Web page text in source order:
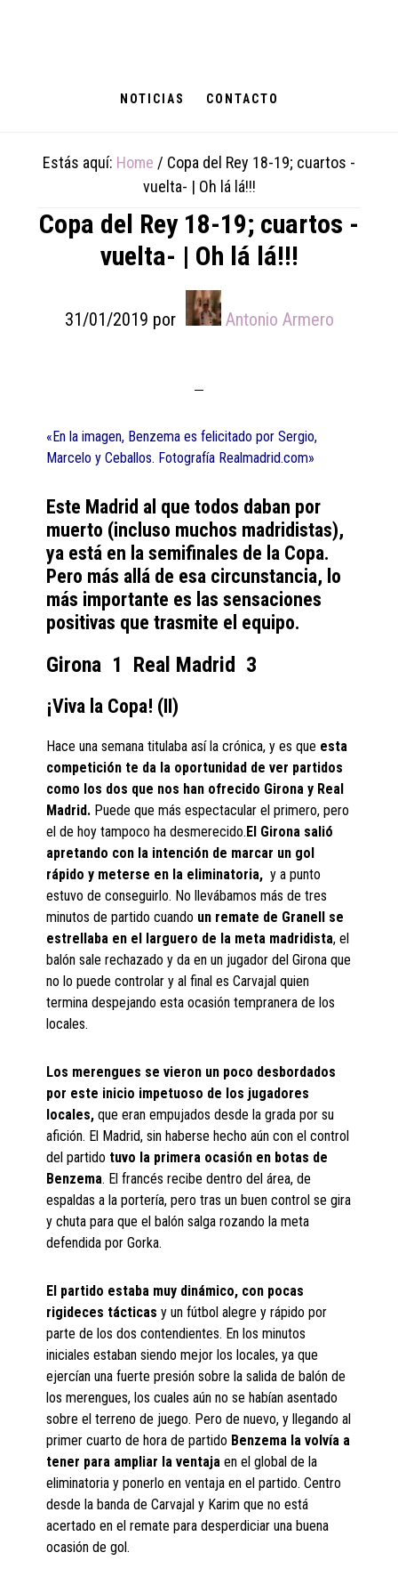
NOTICIAS CONTACTO
Estás aquí: Home / Copa del Rey 18-19; cuartos -
vuelta- | Oh lá lá!!!
Copa del Rey 18-19; cuartos -
vuelta- | Oh lá lá!!!
31/01/2019 por Antonio Armero
«En la imagen, Benzema es felicitado por Sergio,
Marcelo y Ceballos. Fotografía Realmadrid.com»
Este Madrid al que todos daban por
muerto (incluso muchos madridistas),
ya está en la semifinales de la Copa.
Pero más allá de esa circunstancia, lo
más importante es las sensaciones
positivas que trasmite el equipo.
Girona 1 Real Madrid 3
¡Viva la Copa! (II)
Hace una semana titulaba así la crónica, y es que esta
competición te da la oportunidad de ver partidos
como los dos que nos han ofrecido Girona y Real
Madrid. Puede que más espectacular el primero, pero
el de hoy tampoco ha desmerecido.El Girona salió
apretando con la intención de marcar un gol
rápido y meterse en la eliminatoria, y a punto
estuvo de conseguirlo. No llevábamos más de tres
minutos de partido cuando un remate de Granell se
estrellaba en el larguero de la meta madridista, el
balón sale rechazado y da en un jugador del Girona que
no lo puede controlar y al final es Carvajal quien
termina despejando esta ocasión tempranera de los
locales.
Los merengues se vieron un poco desbordados
por este inicio impetuoso de los jugadores
locales, que eran empujados desde la grada por su
afición. El Madrid, sin haberse hecho aún con el control
del partido tuvo la primera ocasión en botas de
Benzema. El francés recibe dentro del área, de
espaldas a la portería, pero tras un buen control se gira
y chuta para que el balón salga rozando la meta
defendida por Gorka.
El partido estaba muy dinámico, con pocas
rigideces tácticas y un fútbol alegre y rápido por
parte de los dos contendientes. En los minutos
iniciales estaban siendo mejor los locales, ya que
ejercían una fuerte presión sobre la salida de balón de
los merengues, los cuales aún no se habían asentado
sobre el terreno de juego. Pero de nuevo, y llegando al
primer cuarto de hora de partido Benzema la volvía a
tener para ampliar la ventaja en el global de la
eliminatoria y ponerlo en ventaja en el partido. Centro
desde la banda de Carvajal y Karim que no está
acertado en el remate para desperdiciar una buena
ocasión de gol.